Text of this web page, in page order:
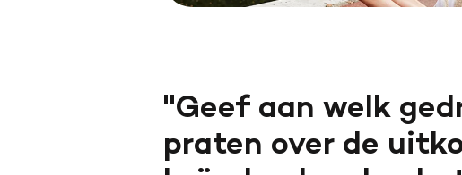
Geef aan welk
praten over de